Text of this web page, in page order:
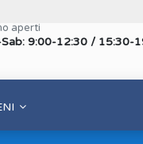
aperti
Sab: 9:00-12:30 / 15:30-